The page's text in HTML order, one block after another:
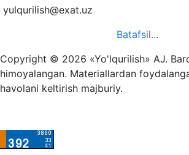
yulqurilish@exat.uz
Batafsil...
Copyright © 2026 «Yo'lqurilish» AJ.
himoyalangan. Materiallardan
havolani keltirish majburiy.